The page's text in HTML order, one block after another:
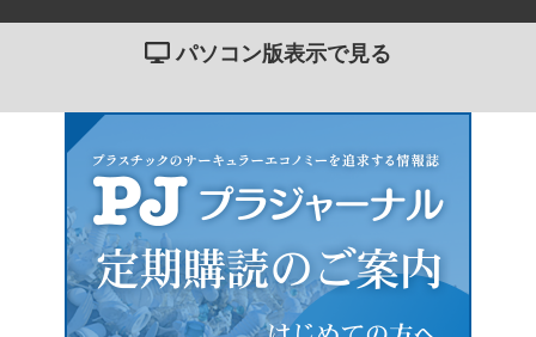
パソコン版表示で見る